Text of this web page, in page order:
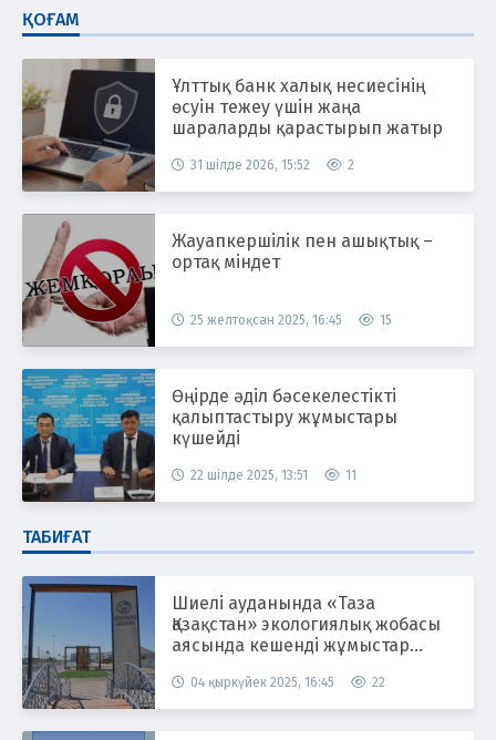
ҚОҒАМ
Ұлттық банк халық несиесінің
өсуін тежеу үшін жаңа
шараларды қарастырып жатыр
31 шілде 2026, 15:52 2
Жауапкершілік пен ашықтық –
ортақ міндет
25 желтоқсан 2025, 16:45 15
Өңірде әділ бәсекелестікті
қалыптастыру жұмыстары
күшейді
22 шілде 2025, 13:51 11
ТАБИҒАТ
Шиелі ауданында «Таза
Қазақстан» экологиялық жобасы
аясында кешенді жұмыстар
04 қыркүйек 2025, 16:45 22